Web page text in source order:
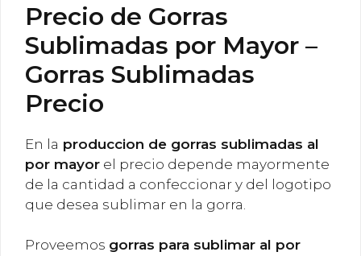
Precio de Gorras
Sublimadas por Mayor –
Gorras Sublimadas
Precio
En la produccion de gorras sublimadas al
por mayor el precio depende mayormente
de la cantidad a confeccionar y del logotipo
que desea sublimar en la gorra.
Proveemos gorras para sublimar al por